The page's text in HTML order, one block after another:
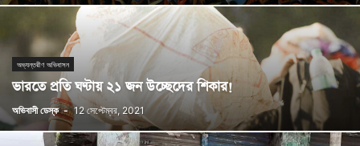
অভ্যন্তরীণ অভিবাসন
ভারতে প্রতি ঘণ্টায় ২১ জন উচ্ছেদের শিকার!
অভিবাসী ডেস্ক - 12 সেপ্টেম্বর, 2021